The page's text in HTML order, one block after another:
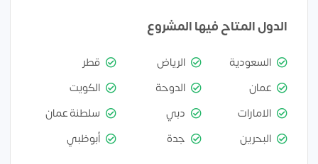
الدول المتاح فيها المشروع
السعودية الرياض
قطر
عمان
الدوحة
الكويت
الامارات
دبي
سلطنة عمان
البحرين
جدة أبوظبي